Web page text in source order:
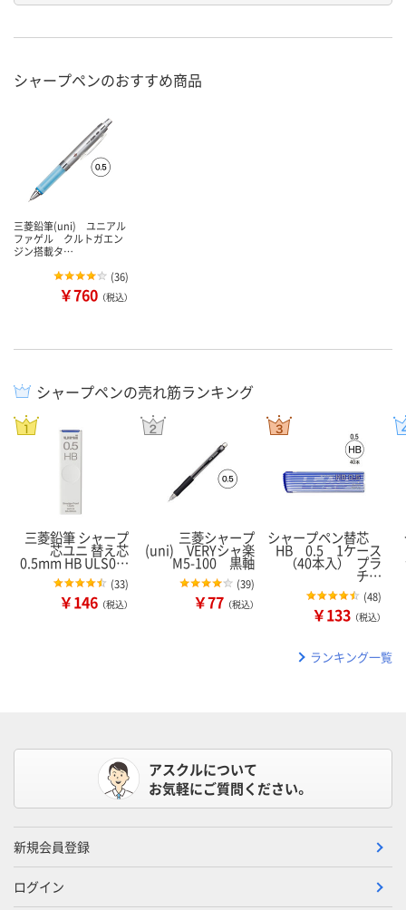
シャープペンのおすすめ商品
三菱鉛筆(uni) ユニアル
ファゲル クルトガエン
ジン搭載タ…
(36)
￥760 （税込）
シャープペンの売れ筋ランキング
三菱鉛筆 シャープ
芯ユニ 替え芯
0.5mm HB ULS0…
(33)
￥146 （税込）
三菱シャープ
(uni) VERYシャ楽
M5-100 黒軸
(39)
￥77 （税込）
シャープペン替芯
HB 0.5 1ケース
（40本入） プラ
チ…
(48)
￥133 （税込）
ランキング一覧
アスクルについて
お気軽にご質問ください。
新規会員登録
ログイン